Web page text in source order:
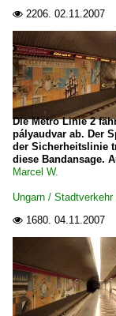
 2206. 02.11.2007
Die Metro Linie 2
pályaudvar ab. Der
der Sicherheitslinie
diese Bandansage.
Marcel W.
Ungarn /
 1680. 04.11.2007